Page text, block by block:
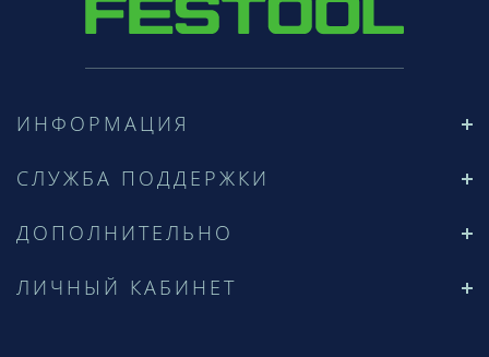
ИНФОРМАЦИЯ
СЛУЖБА ПОДДЕРЖКИ
ДОПОЛНИТЕЛЬНО
ЛИЧНЫЙ КАБИНЕТ